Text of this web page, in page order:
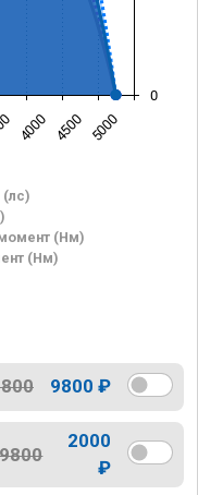
(Нм)
(Нм)
4000 4500 5000
0
9800 ₽
9800
2000
₽